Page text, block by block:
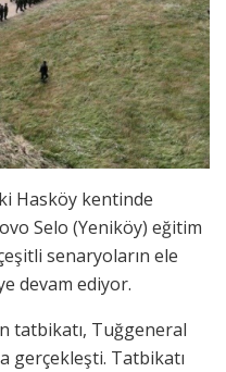
Hasköy kentinde
Selo (Yeniköy) eğitim
senaryoların ele
devam ediyor.
tatbikatı, Tuğgeneral
gerçekleşti. Tatbikatı